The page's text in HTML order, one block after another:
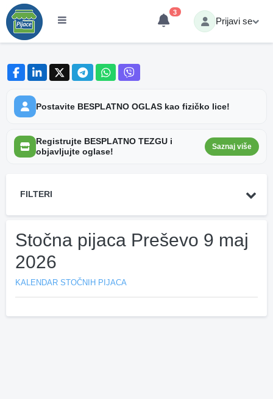
3
Prijavi se
Postavite BESPLATNO OGLAS kao fizičko lice!
Registrujte BESPLATNO TEZGU i
objavljujte oglase!
Saznaj više
FILTERI
Stočna pijaca Preševo 9 maj
2026
KALENDAR STOČNIH PIJACA